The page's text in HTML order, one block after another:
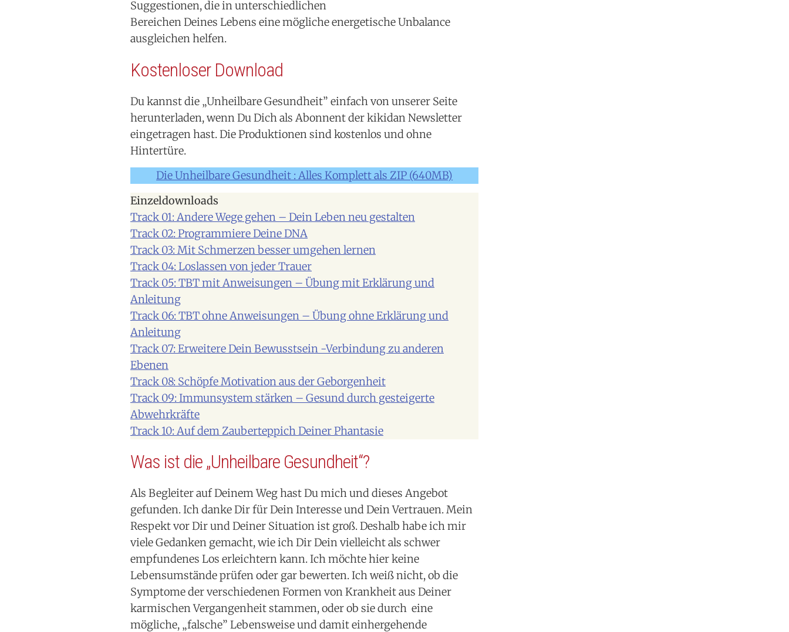
Suggestionen, die in unterschiedlichen
Bereichen Deines Lebens eine mögliche energetische Unbalance
ausgleichen helfen.
Kostenloser Download
Du kannst die „Unheilbare Gesundheit” einfach von unserer Seite
herunterladen, wenn Du Dich als Abonnent der kikidan Newsletter
eingetragen hast. Die Produktionen sind kostenlos und ohne
Hintertüre.
Die Unheilbare Gesundheit : Alles Komplett als ZIP (640MB)
Einzeldownloads
Track 01: Andere Wege gehen – Dein Leben neu gestalten
Track 02: Programmiere Deine DNA
Track 03: Mit Schmerzen besser umgehen lernen
Track 04: Loslassen von jeder Trauer
Track 05: TBT mit Anweisungen – Übung mit Erklärung und
Anleitung
Track 06: TBT ohne Anweisungen – Übung ohne Erklärung und
Anleitung
Track 07: Erweitere Dein Bewusstsein -Verbindung zu anderen
Ebenen
Track 08: Schöpfe Motivation aus der Geborgenheit
Track 09: Immunsystem stärken – Gesund durch gesteigerte
Abwehrkräfte
Track 10: Auf dem Zauberteppich Deiner Phantasie
Was ist die „Unheilbare Gesundheit“?
Als Begleiter auf Deinem Weg hast Du mich und dieses Angebot
gefunden. Ich danke Dir für Dein Interesse und Dein Vertrauen. Mein
Respekt vor Dir und Deiner Situation ist groß. Deshalb habe ich mir
viele Gedanken gemacht, wie ich Dir Dein vielleicht als schwer
empfundenes Los erleichtern kann. Ich möchte hier keine
Lebensumstände prüfen oder gar bewerten. Ich weiß nicht, ob die
Symptome der verschiedenen Formen von Krankheit aus Deiner
karmischen Vergangenheit stammen, oder ob sie durch eine
mögliche, „falsche” Lebensweise und damit einhergehende